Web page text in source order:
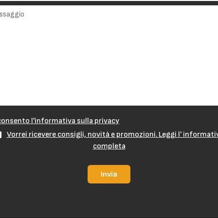
l'informativa sulla privacy
Vorrei ricevere consigli, novità e promozioni. Leggi l'
completa
Invia